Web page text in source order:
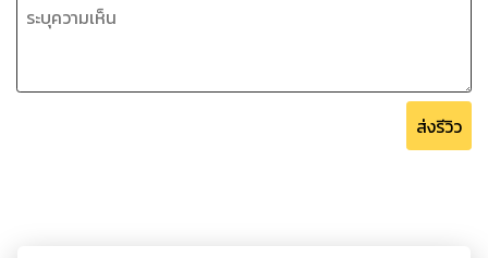
ส่งรีวิว